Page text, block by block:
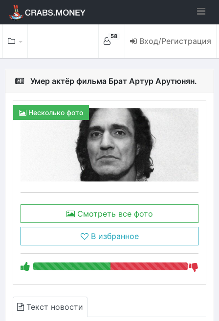
58 Вход/Регистрация
Умер актёр фильма Брат Артур Арутюнян.
Несколько фото
Смотреть все фото
В избранное
Текст новости